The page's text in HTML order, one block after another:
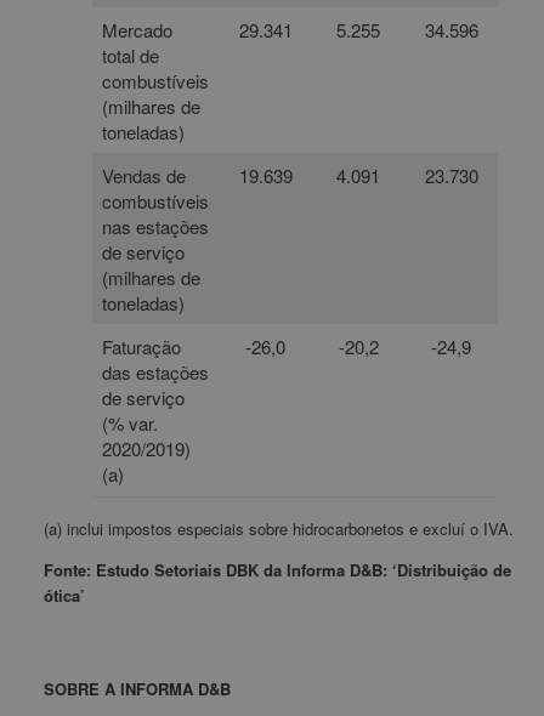
Mercado
total de
combustíveis
(milhares de
toneladas)
29.341 5.255 34.596
Vendas de
combustíveis
nas estações
de serviço
(milhares de
toneladas)
19.639 4.091 23.730
Faturação
das estações
de serviço
(% var.
2020/2019)
(a)
-26,0 -20,2 -24,9
(a) inclui impostos especiais sobre hidrocarbonetos e excluí o IVA.
Fonte: Estudo Setoriais DBK da Informa D&B: ‘Distribuição de
ótica’
SOBRE A INFORMA D&B